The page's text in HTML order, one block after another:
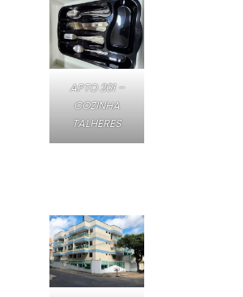
APTO 201 –
COZINHA
TALHERES